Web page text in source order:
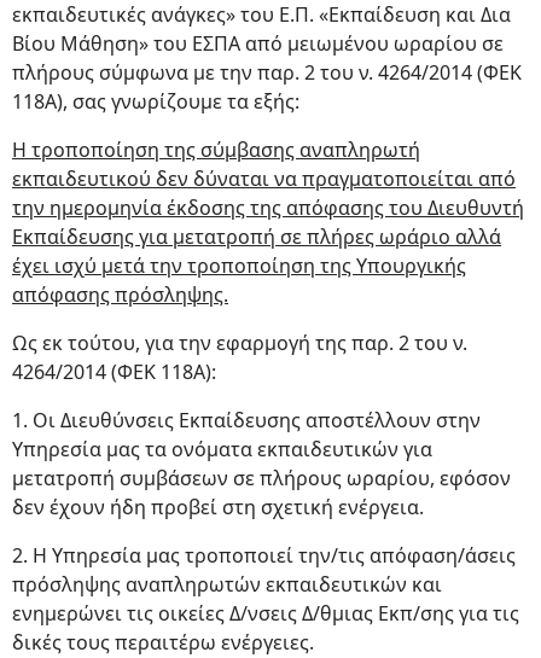
εκπαιδευτικές ανάγκες» του Ε.Π. «Εκπαίδευση και Δια
Βίου Μάθηση» του ΕΣΠΑ από μειωμένου ωραρίου σε
πλήρους σύμφωνα με την παρ. 2 του ν. 4264/2014 (ΦΕΚ
118Α), σας γνωρίζουμε τα εξής:
Η τροποποίηση της σύμβασης αναπληρωτή
εκπαιδευτικού δεν δύναται να πραγματοποιείται από
την ημερομηνία έκδοσης της απόφασης του Διευθυντή
Εκπαίδευσης για μετατροπή σε πλήρες ωράριο αλλά
έχει ισχύ μετά την τροποποίηση της Υπουργικής
απόφασης πρόσληψης.
Ως εκ τούτου, για την εφαρμογή της παρ. 2 του ν.
4264/2014 (ΦΕΚ 118Α):
1. Οι Διευθύνσεις Εκπαίδευσης αποστέλλουν στην
Υπηρεσία μας τα ονόματα εκπαιδευτικών για
μετατροπή συμβάσεων σε πλήρους ωραρίου, εφόσον
δεν έχουν ήδη προβεί στη σχετική ενέργεια.
2. Η Υπηρεσία μας τροποποιεί την/τις απόφαση/άσεις
πρόσληψης αναπληρωτών εκπαιδευτικών και
ενημερώνει τις οικείες Δ/νσεις Δ/θμιας Εκπ/σης για τις
δικές τους περαιτέρω ενέργειες.